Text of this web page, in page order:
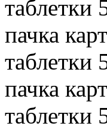
таблетки
пачка
таблетки
пачка
таблетки